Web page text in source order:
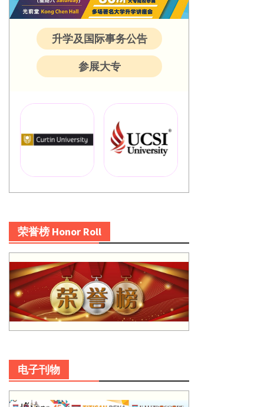
升学及国际事务公告
参展大专
荣誉榜 Honor Roll
电子刊物